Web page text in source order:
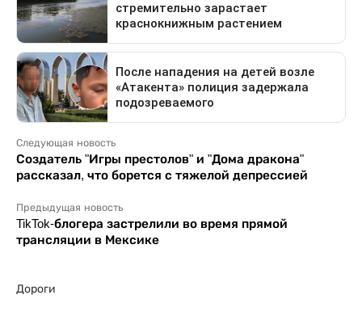
Следующая новость
Создатель "Игры престолов" и "Дома дракона"
рассказал, что борется с тяжелой депрессией
Предыдущая новость
TikTok-блогера застрелили во время прямой
трансляции в Мексике
Дороги